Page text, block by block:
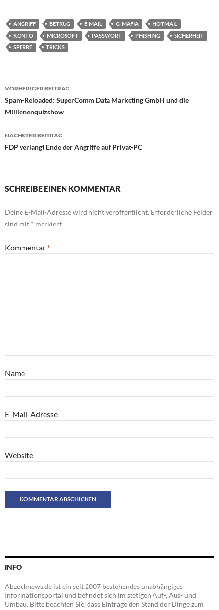
ANGRIFF BETRUG E-MAIL G-MAFIA
HOTMAIL
KONTO
MICROSOFT PASSWORT PHISHING
SICHERHEIT
SPERRE
TRICKS
Beitragsnavigation
VORHERIGER BEITRAG
Spam-Reloaded: SuperComm Data Marketing GmbH und die
Millionenquizshow
NÄCHSTER BEITRAG
FDP verlangt Ende der Angriffe auf Privat-PC
SCHREIBE EINEN KOMMENTAR
Deine E-Mail-Adresse wird nicht veröffentlicht. Erforderliche Felder
sind mit * markiert
Kommentar *
Name
E-Mail-Adresse
Website
INFO
Abzocknews.de ist ein seit 2007 bestehendes unabhängiges
Informationsportal und befindet sich im stetigen Auf-, Aus- und
Umbau. Bitte beachten Sie, dass Einträge den Stand der Dinge zum